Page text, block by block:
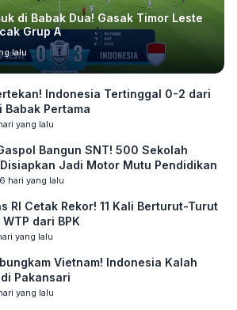
di Babak Dua! Gasak Timor Leste
Grup A
lalu
Indonesia Tertinggal 0-2 dari
Babak Pertama
yang lalu
Bangun SNT! 500 Sekolah
Jadi Motor Mutu Pendidikan
hari yang lalu
RI Cetak Rekor! 11 Kali Berturut-Turut
dari BPK
yang lalu
Vietnam! Indonesia Kalah
Pakansari
yang lalu